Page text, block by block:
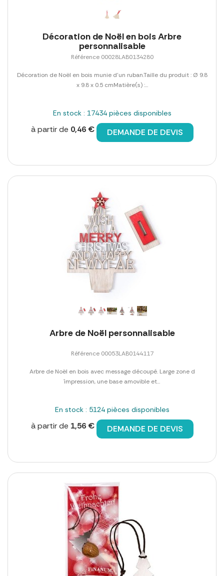
Décoration de Noël en bois Arbre
personnalisable
Référence 00028LAB0134280
Décoration de Noël en bois munie d'un ruban.Taille du produit : Ø 9.8
x 9.8 x 0.5 cmMatière(s) :...
En stock : 17434 pièces disponibles
à partir de 0,46 € DEMANDE DE DEVIS
Arbre de Noël personnalisable
Référence 00053LAB0144117
Arbre de Noël en bois avec message découpé. Large zone d
´impression, une base amovible et...
En stock : 5124 pièces disponibles
à partir de 1,56 € DEMANDE DE DEVIS